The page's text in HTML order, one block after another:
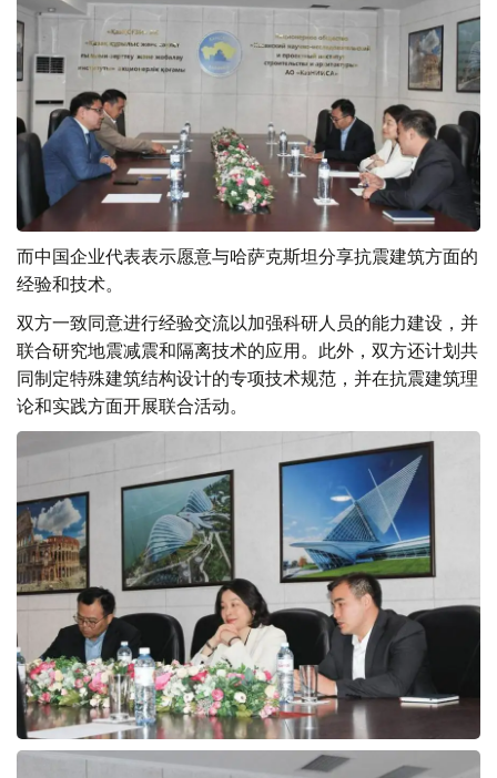
而中国企业代表表示愿意与哈萨克斯坦分享抗震建筑方面的
经验和技术。
双方一致同意进行经验交流以加强科研人员的能力建设，并
联合研究地震减震和隔离技术的应用。此外，双方还计划共
同制定特殊建筑结构设计的专项技术规范，并在抗震建筑理
论和实践方面开展联合活动。